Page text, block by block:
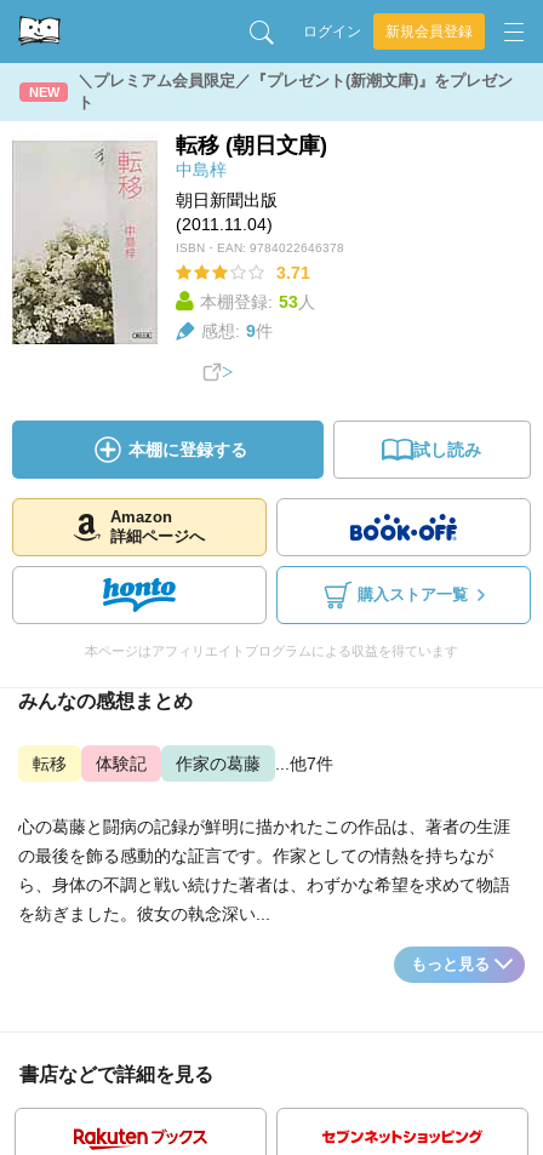
ログイン 新規会員登録
NEW
＼プレミアム会員限定／『プレゼント(新潮文庫)』をプレゼン
ト
転移 (朝日文庫)
中島梓
朝日新聞出版
(2011.11.04)
ISBN・EAN: 9784022646378
3.71
本棚登録: 53人
感想: 9件
本棚に登録する 試し読み
Amazon
詳細ページへ
購入ストア一覧
本ページはアフィリエイトプログラムによる収益を得ています
みんなの感想まとめ
転移 体験記 作家の葛藤 ...他7件
心の葛藤と闘病の記録が鮮明に描かれたこの作品は、著者の生涯
の最後を飾る感動的な証言です。作家としての情熱を持ちなが
ら、身体の不調と戦い続けた著者は、わずかな希望を求めて物語
を紡ぎました。彼女の執念深い...
もっと見る
書店などで詳細を見る